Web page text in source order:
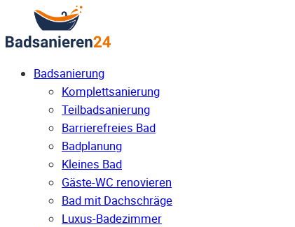
Badsanierung
Komplettsanierung
Teilbadsanierung
Barrierefreies Bad
Badplanung
Kleines Bad
Gäste-WC renovieren
Bad mit Dachschräge
Luxus-Badezimmer